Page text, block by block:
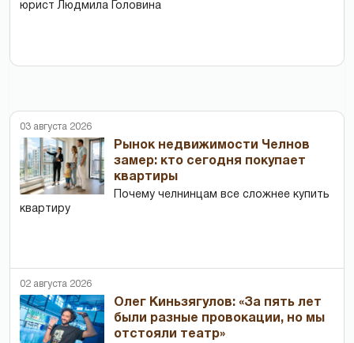
юрист Людмила Головина
03 августа 2026
Рынок недвижимости Челнов
замер: кто сегодня покупает
квартиры
Почему челнинцам все сложнее купить
квартиру
02 августа 2026
Олег Киньзягулов: «За пять лет
были разные провокации, но мы
отстояли театр»